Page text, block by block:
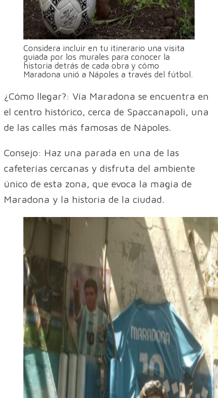
Considera incluir en tu itinerario una visita
guiada por los murales para conocer la
historia detrás de cada obra y cómo
Maradona unió a Nápoles a través del fútbol.
¿Cómo llegar?: Vía Maradona se encuentra en
el centro histórico, cerca de Spaccanapoli, una
de las calles más famosas de Nápoles.
Consejo: Haz una parada en una de las
cafeterías cercanas y disfruta del ambiente
único de esta zona, que evoca la magia de
Maradona y la historia de la ciudad.